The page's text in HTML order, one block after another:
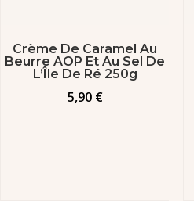
Crème De Caramel Au
Beurre AOP Et Au Sel De
L’Île De Ré 250g
5,90 €